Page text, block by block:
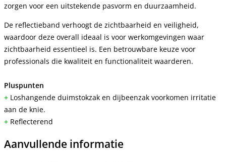
zorgen voor een uitstekende pasvorm en duurzaamheid.
De reflectieband verhoogt de zichtbaarheid en veiligheid,
waardoor deze overall ideaal is voor werkomgevingen waar
zichtbaarheid essentieel is. Een betrouwbare keuze voor
professionals die kwaliteit en functionaliteit waarderen.
Pluspunten
+ Loshangende duimstokzak en dijbeenzak voorkomen irritatie
aan de knie.
+ Reflecterend
Aanvullende informatie